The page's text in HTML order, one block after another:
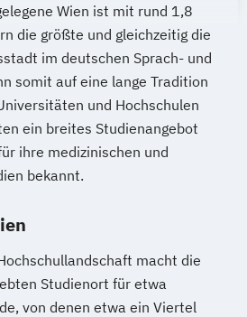
Lebensmittel
Logistik
Mechatronik
Medizintechnik
Wien ist mit rund 1,8
die größte und gleichzeitig die
im deutschen Sprach- und
somit auf eine lange Tradition
und Hochschulen
ein breites Studienangebot
ihre medizinischen und
bekannt.
macht die
Studienort für etwa
von denen etwa ein Viertel